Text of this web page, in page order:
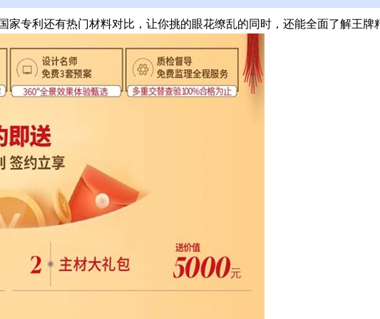
利还有热门材料对比，让你挑的眼花缭乱的同时，还能全面了解王牌